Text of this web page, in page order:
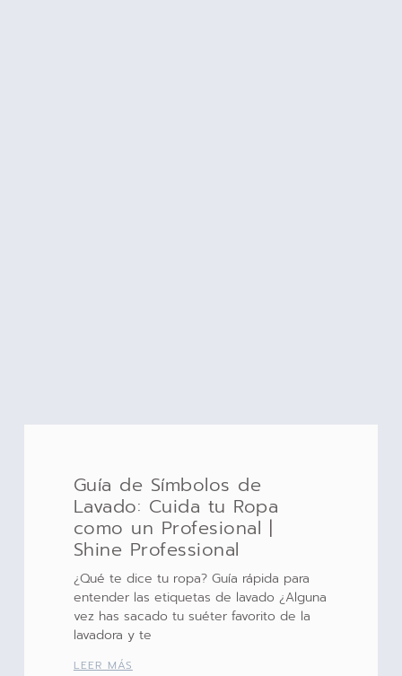
Guía de Símbolos de
Lavado: Cuida tu Ropa
como un Profesional |
Shine Professional
¿Qué te dice tu ropa? Guía rápida para
entender las etiquetas de lavado ¿Alguna
vez has sacado tu suéter favorito de la
lavadora y te
LEER MÁS